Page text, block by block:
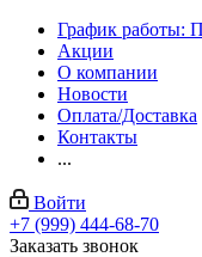
График работы:
Акции
О компании
Новости
Оплата/Доставка
Контакты
...
Войти
+7 (999) 444-68-70
Заказать звонок